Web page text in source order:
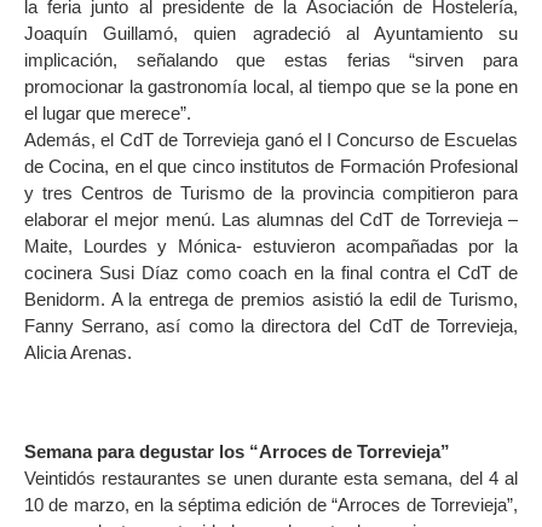
la feria junto al presidente de la Asociación de Hostelería,
Joaquín Guillamó, quien agradeció al Ayuntamiento su
implicación, señalando que estas ferias “sirven para
promocionar la gastronomía local, al tiempo que se la pone en
el lugar que merece”.
Además, el CdT de Torrevieja ganó el I Concurso de Escuelas
de Cocina, en el que cinco institutos de Formación Profesional
y tres Centros de Turismo de la provincia compitieron para
elaborar el mejor menú. Las alumnas del CdT de Torrevieja –
Maite, Lourdes y Mónica- estuvieron acompañadas por la
cocinera Susi Díaz como coach en la final contra el CdT de
Benidorm. A la entrega de premios asistió la edil de Turismo,
Fanny Serrano, así como la directora del CdT de Torrevieja,
Alicia Arenas.
Semana para degustar los “Arroces de Torrevieja”
Veintidós restaurantes se unen durante esta semana, del 4 al
10 de marzo, en la séptima edición de “Arroces de Torrevieja”,